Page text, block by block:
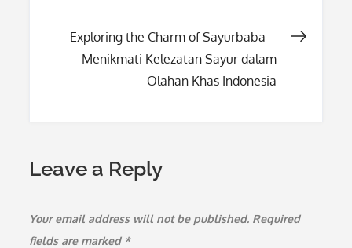
Exploring the Charm of Sayurbaba –
Menikmati Kelezatan Sayur dalam
Olahan Khas Indonesia
Leave a Reply
Your email address will not be published. Required
fields are marked *